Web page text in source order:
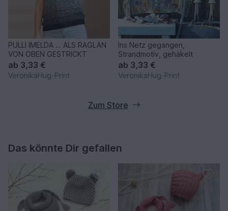
PULLI IMELDA … ALS RAGLAN
VON OBEN GESTRICKT
ab 3,33 €
VeronikaHug-Print
Ins Netz gegangen,
Strandmotiv, gehäkelt
ab 3,33 €
VeronikaHug-Print
Zum Store
Das könnte Dir gefallen